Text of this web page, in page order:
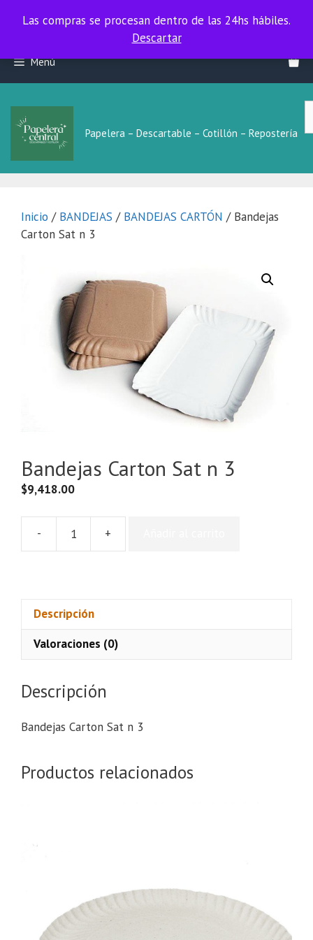
Las compras se procesan dentro de las 24hs hábiles.
Las compras se procesan dentro de las 24hs hábiles.
Descartar
contenido
Menú
Papelera – Descartable – Cotillón – Repostería
Inicio / BANDEJAS / BANDEJAS CARTÓN / Bandejas
Carton Sat n 3
Bandejas Carton Sat n 3
$9,418.00
-
cantidad
+
Descripción
Valoraciones (0)
Descripción
Bandejas Carton Sat n 3
Productos relacionados